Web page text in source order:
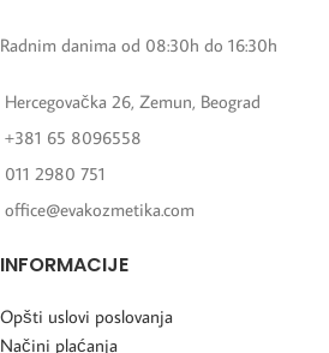
Radnim danima od 08:30h do 16:30h
Hercegovačka 26, Zemun, Beograd
+381 65 8096558
011 2980 751
office@evakozmetika.com
INFORMACIJE
Opšti uslovi poslovanja
Načini plaćanja